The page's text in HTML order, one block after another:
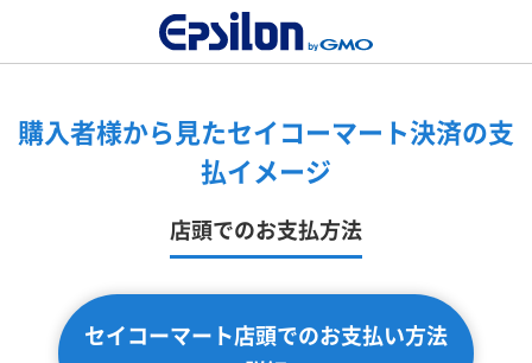
購入者様から見たセイコーマート決済の支
払イメージ
店頭でのお支払方法
セイコーマート店頭でのお支払い方法